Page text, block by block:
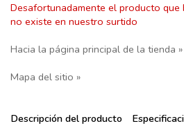
Desafortunadamente el producto que
no existe en nuestro surtido
Hacia la página principal de la tienda »
Mapa del sitio »
Descripción del producto